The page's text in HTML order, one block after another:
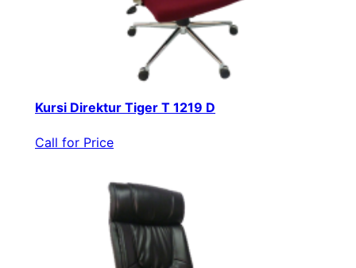
Kursi Direktur Tiger T 1219 D
Call for Price